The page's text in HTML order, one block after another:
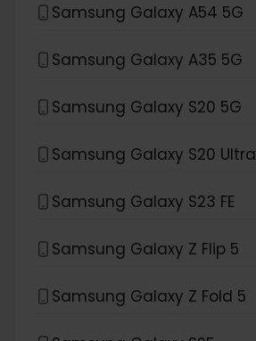
Samsung Galaxy A54 5G
Samsung Galaxy A35 5G
Samsung Galaxy S20 5G
Samsung Galaxy S20 Ultra
Samsung Galaxy S23 FE
Samsung Galaxy Z Flip 5
Samsung Galaxy Z Fold 5